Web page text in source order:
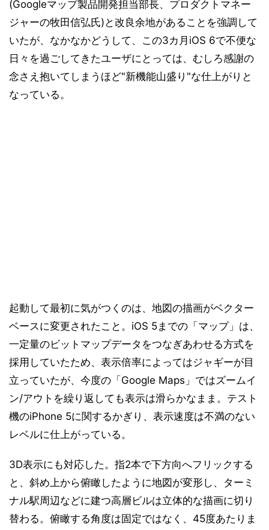
(Googleマップ製品開発担当部長、プロダクトマネー
ジャーの牧田信弘氏)と改良余地があることを強調して
いたが、なかなかどうして、この3カ月iOS 6で不便な
日々を過ごしてきたユーザにとっては、むしろ感謝の
念さえ抱いてしまうほど"新機能山盛り"な仕上がりと
なっている。
起動して最初に気がつくのは、地図の描画がベクター
ベースに変更されたこと。iOS 5までの「マップ」は、
一定量のビットマップデータをつなぎあわせる方式を
採用していたため、表示倍率によってはジャギーが目
立っていたが、今度の「Google Maps」ではズームイ
ン/アウトを繰り返しても表示は滑らかなまま。テスト
機のiPhone 5に関するかぎり、表示速度は不満のない
レベルに仕上がっている。
3D表示にも対応した。指2本で下方向へフリックする
と、斜め上から俯瞰したように地図が変形し、ターミ
ナル駅周辺などに建つ高層ビルは立体的な描画に切り
替わる。俯瞰する角度は固定ではなく、45度あたりま